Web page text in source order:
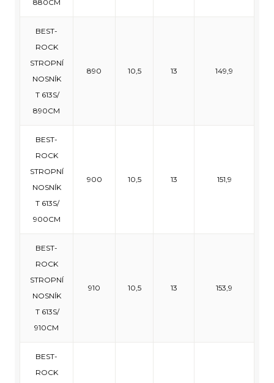
880CM
BEST-
ROCK
STROPNÍ
NOSNÍK
T 613S/
890CM
890 10,5 13 149,9
BEST-
ROCK
STROPNÍ
NOSNÍK
T 613S/
900CM
900 10,5 13 151,9
BEST-
ROCK
STROPNÍ
NOSNÍK
T 613S/
910CM
910 10,5 13 153,9
BEST-
ROCK